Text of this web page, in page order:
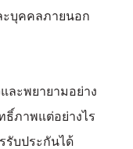
บุคคลภายนอก
และพยายามอย่าง
ธิ์ภาพแต่อย่างไร
รับประกันได้